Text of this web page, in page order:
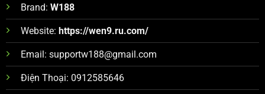
Brand: W188
Website: https://wen9.ru.com/
Email: supportw188@gmail.com
Điện Thoại: 0912585646